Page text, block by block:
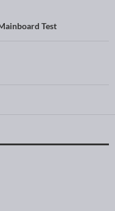
Test